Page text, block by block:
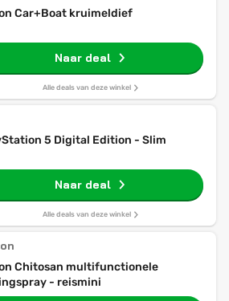
Car+Boat kruimeldief
Naar deal
Alle deals van deze winkel
5 Digital Edition - Slim
Naar deal
Alle deals van deze winkel
Chitosan multifunctionele
- reismini